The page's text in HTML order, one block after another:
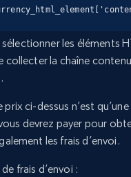
les éléments
collecter la chaîne
prix ci-dessus n’est
devrez payer pour
les frais d’envoi.
frais d’envoi :